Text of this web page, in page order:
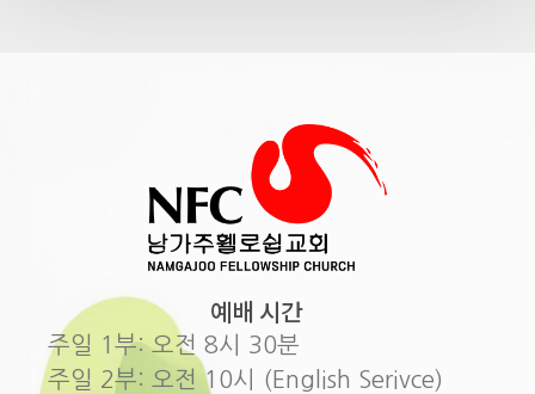
예배 시간
주일 1부: 오전 8시 30분
주일 2부: 오전 10시 (English Serivce)